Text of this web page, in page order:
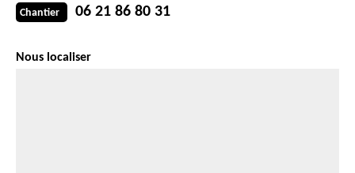
Chantier 06 21 86 80 31
Nous localiser